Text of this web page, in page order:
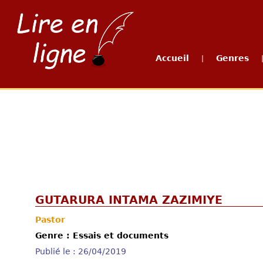
Accueil Genres
GUTARURA INTAMA ZAZIMIYE
Pastor
Genre : Essais et documents
Publié le : 26/04/2019